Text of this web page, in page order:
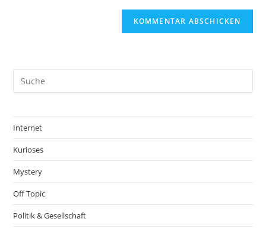
Internet
Kurioses
Mystery
Off Topic
Politik & Gesellschaft